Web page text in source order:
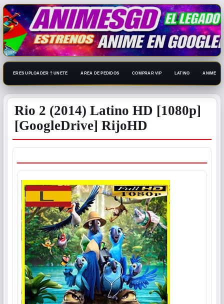
ERES UPLOADER ? UNETE AREA DE PEDIDOS COMPRAR VIP LATINO ANIME
Rio 2 (2014) Latino HD [1080p]
[GoogleDrive] RijoHD